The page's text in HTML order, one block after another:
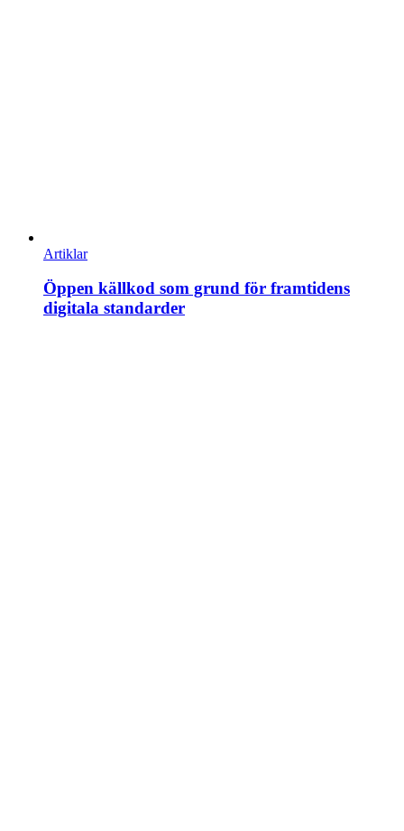
Artiklar
Öppen källkod som grund för framtidens
digitala standarder